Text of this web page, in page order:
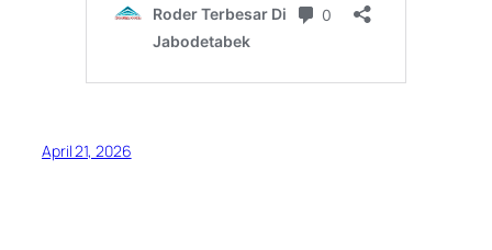
April 21, 2026